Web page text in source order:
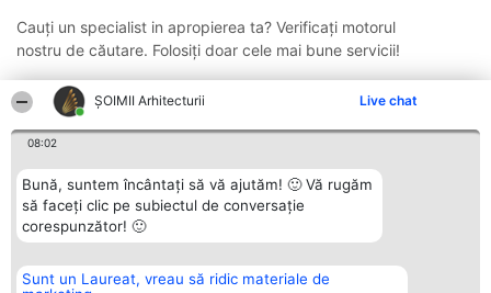
ȘOIMII Arhitecturii Live chat
08:02
Bună, suntem încântați să vă ajutăm! 🙂 Vă rugăm
să faceți clic pe subiectul de conversație
corespunzător! 🙂
Sunt un Laureat, vreau să ridic materiale de
Cauți un specialist in apropierea ta? Verificați motorul
nostru de căutare. Folosiți doar cele mai bune servicii!
Organizator Ranking Plebiscyt Contact